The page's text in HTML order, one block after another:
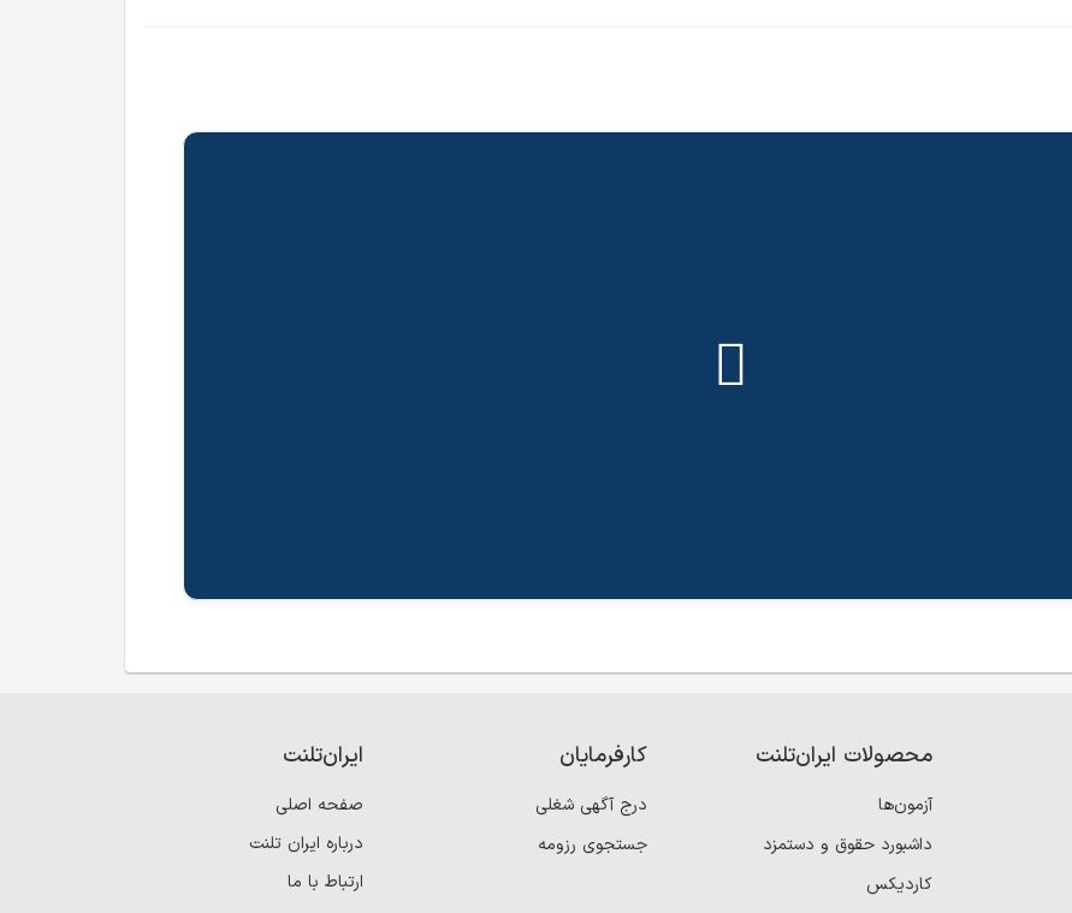
محصولات ایران‌تلنت
آزمون‌ها
داشبورد حقوق و دستمزد
کاردیکس
کارفرمایان
درج آگهی شغلی
جستجوی رزومه
ایران‌تلنت
صفحه اصلی
درباره ایران تلنت
ارتباط با ما